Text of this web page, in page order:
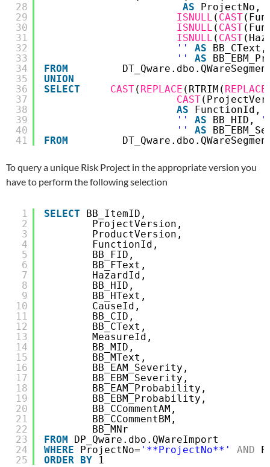
28
29
30
31
32
33
34
35
36
37
38
39
40
41
AS
ProjectNo,
ISNULL ( CAST
ISNULL ( CAST
ISNULL ( CAST
''
AS
''
AS
FROM
UNION
SELECT
CAST( REPLACE (RTRIM( REPLACE
CAST
AS
FunctionId,
''
AS BB_HID,
''
AS
FROM
To query a unique Risk Project in the appropriate version you
have to perform the following selection
1
2
3
4
5
6
7
8
9
10
11
12
13
14
15
16
17
18
19
20
21
22
23
24
25
SELECT
BB_ItemID,
ProjectVersion,
ProductVersion,
FunctionId,
BB_FID,
BB_FText,
HazardId,
BB_HID,
BB_HText,
CauseId,
BB_CID,
BB_CText,
MeasureId,
BB_MID,
BB_MText,
BB_EAM_Severity,
BB_EBM_Severity,
BB_EAM_Probability,
BB_EBM_Probability,
BB_CCommentAM,
BB_CCommentBM,
BB_MNr
FROM
DP_Qware.dbo.QWareImport
WHERE
ProjectNo= '**ProjectNo**' AND
ORDER
BY 1